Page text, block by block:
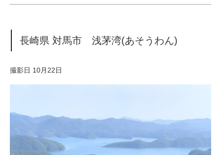
長崎県 対馬市 浅茅湾(あそうわん)
撮影日 10月22日